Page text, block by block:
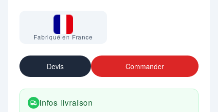
Fabriqué en France
Devis Commander
Infos livraison